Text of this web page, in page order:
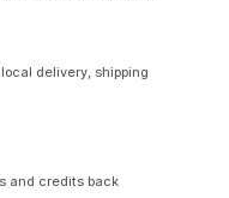
delivery, shipping
and credits back